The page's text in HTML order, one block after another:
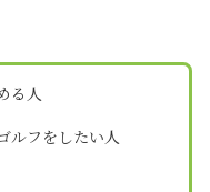
る人
ルフをしたい人